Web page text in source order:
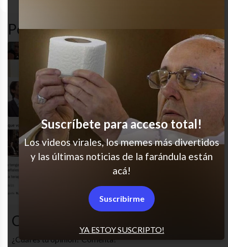
Popular en LVI
Eso es totalmente correcto
Así cualquiera
Qué les pareció?
Comentarios
¿Cuál es tu opinión? Comenta!
YA ESTOY SUSCRIPTO!
Suscríbete para acceso total!
Los videos virales, los memes más divertidos
y las últimas noticias de la farándula están
acá!
Suscribirme